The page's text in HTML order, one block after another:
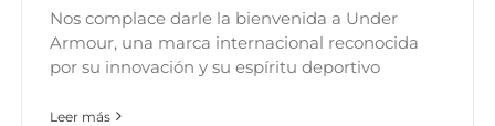
Nos complace darle la bienvenida a Under
Armour, una marca internacional reconocida
por su innovación y su espíritu deportivo
Leer más